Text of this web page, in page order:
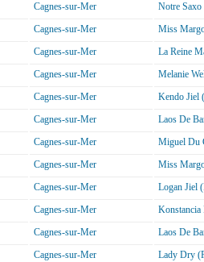
Cagnes-sur-Mer
Notre
Cagnes-sur-Mer
Miss
Cagnes-sur-Mer
La Reine
Cagnes-sur-Mer
Melanie
Cagnes-sur-Mer
Kendo Jiel
Cagnes-sur-Mer
Laos De
Cagnes-sur-Mer
Miguel Du
Cagnes-sur-Mer
Miss
Cagnes-sur-Mer
Logan Jiel
Cagnes-sur-Mer
Cagnes-sur-Mer
Laos De
Cagnes-sur-Mer
Lady Dry